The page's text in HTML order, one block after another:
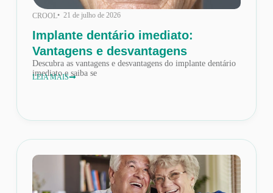
CROOL• 21 de julho de 2026
Implante dentário imediato:
Vantagens e desvantagens
Descubra as vantagens e desvantagens do implante dentário
imediato e saiba se
LEIA MAIS